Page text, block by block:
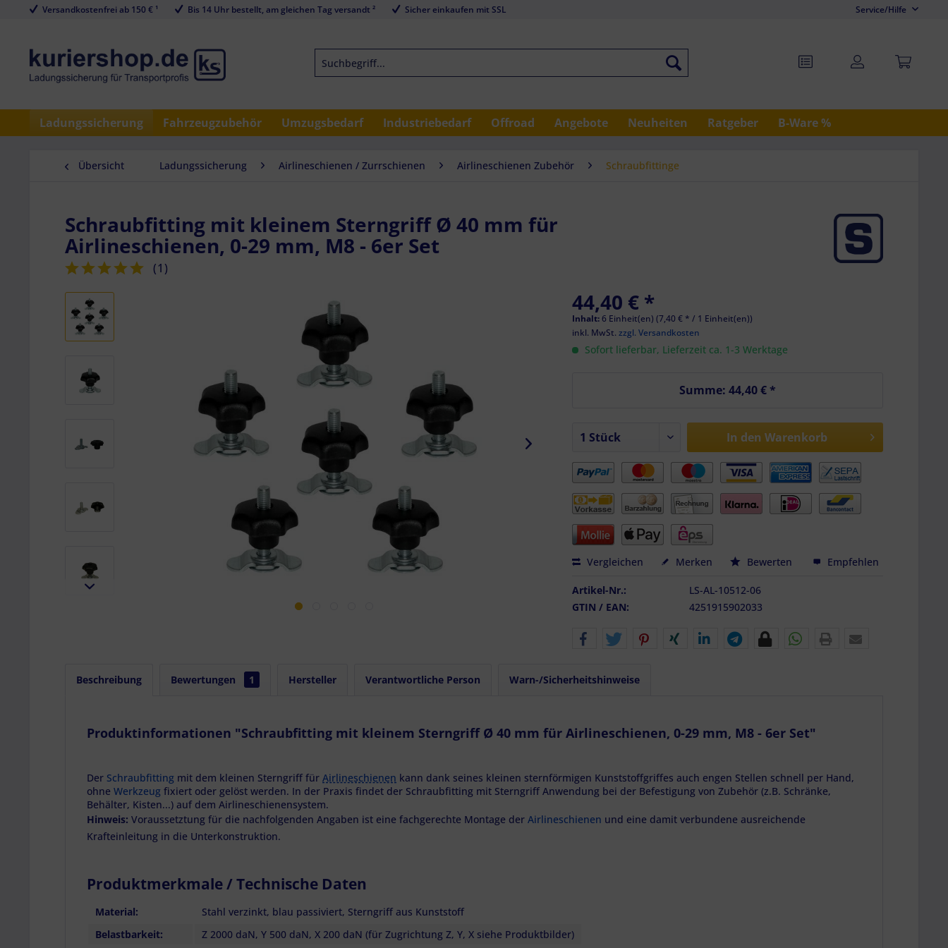
Versandkostenfrei ab 150 € ¹ Bis 14 Uhr bestellt, am gleichen Tag versandt ² Sicher einkaufen mit SSL Service/Hilfe
Ladungssicherung Fahrzeugzubehör Umzugsbedarf Industriebedarf Offroad Angebote Neuheiten Ratgeber B-Ware %
Übersicht Ladungssicherung Airlineschienen / Zurrschienen Airlineschienen Zubehör Schraubfittinge
Schraubfitting mit kleinem Sterngriff Ø 40 mm für
Airlineschienen, 0-29 mm, M8 - 6er Set
(1 )
44,40 € *
Inhalt:6 Einheit(en) (7,40 € * / 1 Einheit(en))
inkl. MwSt.zzgl. Versandkosten
Sofort lieferbar, Lieferzeit ca. 1-3 Werktage
Summe:44,40 €*
In den Warenkorb
Vergleichen Merken Bewerten Empfehlen
Artikel-Nr.:
LS-AL-10512-06
GTIN / EAN:
4251915902033
Beschreibung Bewertungen 1 Hersteller Verantwortliche Person Warn-/Sicherheitshinweise
Produktinformationen "Schraubfitting mit kleinem Sterngriff Ø 40 mm für Airlineschienen, 0-29 mm, M8 - 6er Set"
Der Schraubfitting mit dem kleinen Sterngriff für Airlineschienen kann dank seines kleinen sternförmigen Kunststoffgriffes auch engen Stellen schnell per Hand,
ohne Werkzeug fixiert oder gelöst werden. In der Praxis findet der Schraubfitting mit Sterngriff Anwendung bei der Befestigung von Zubehör (z.B. Schränke,
Behälter, Kisten...) auf dem Airlineschienensystem.
Hinweis: Voraussetztung für die nachfolgenden Angaben ist eine fachgerechte Montage der Airlineschienen und eine damit verbundene ausreichende
Krafteinleitung in die Unterkonstruktion.
Produktmerkmale / Technische Daten
Material:
Stahl verzinkt, blau passiviert, Sterngriff aus Kunststoff
Belastbarkeit:
Z 2000 daN, Y 500 daN, X 200 daN (für Zugrichtung Z, Y, X siehe Produktbilder)